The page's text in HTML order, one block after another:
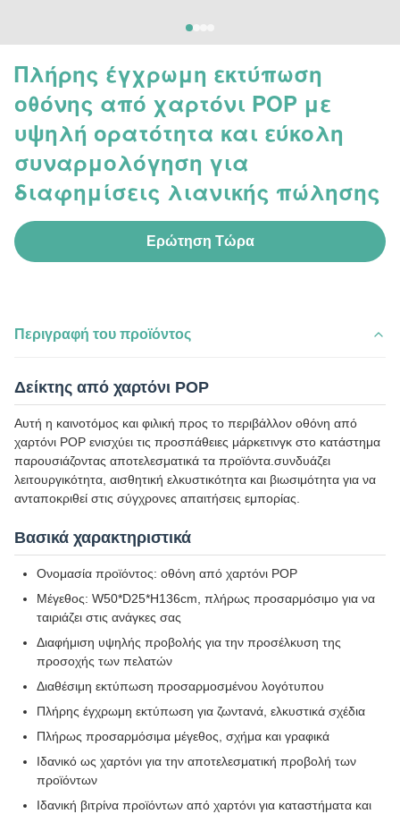
Πλήρης έγχρωμη εκτύπωση
οθόνης από χαρτόνι POP με
υψηλή ορατότητα και εύκολη
συναρμολόγηση για
διαφημίσεις λιανικής πώλησης
Ερώτηση Τώρα
Περιγραφή του προϊόντος
Δείκτης από χαρτόνι POP
Αυτή η καινοτόμος και φιλική προς το περιβάλλον οθόνη από
χαρτόνι POP ενισχύει τις προσπάθειες μάρκετινγκ στο κατάστημα
παρουσιάζοντας αποτελεσματικά τα προϊόντα.συνδυάζει
λειτουργικότητα, αισθητική ελκυστικότητα και βιωσιμότητα για να
ανταποκριθεί στις σύγχρονες απαιτήσεις εμπορίας.
Βασικά χαρακτηριστικά
Ονομασία προϊόντος: οθόνη από χαρτόνι POP
Μέγεθος: W50*D25*H136cm, πλήρως προσαρμόσιμο για να
ταιριάζει στις ανάγκες σας
Διαφήμιση υψηλής προβολής για την προσέλκυση της
προσοχής των πελατών
Διαθέσιμη εκτύπωση προσαρμοσμένου λογότυπου
Πλήρης έγχρωμη εκτύπωση για ζωντανά, ελκυστικά σχέδια
Πλήρως προσαρμόσιμα μέγεθος, σχήμα και γραφικά
Ιδανικό ως χαρτόνι για την αποτελεσματική προβολή των
προϊόντων
Ιδανική βιτρίνα προϊόντων από χαρτόνι για καταστήματα και